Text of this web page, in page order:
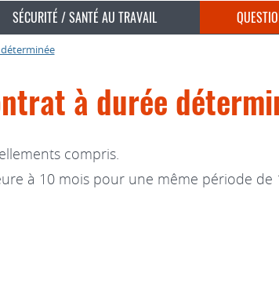
SÉCURITÉ / SANTÉ AU TRAVAIL
à durée
compris.
à 10 mois pour une même période de